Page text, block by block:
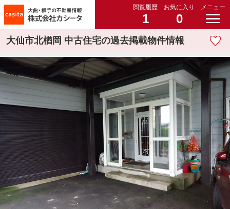
閲覧履歴
1
お気に入り
0
メニュー
大仙市北楢岡 中古住宅の過去掲載物件情報